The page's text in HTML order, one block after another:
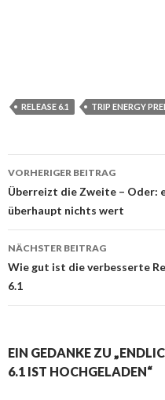
RELEASE 6.1 TRIP ENERGY
Beitrags-
Navigation
VORHERIGER BEITRAG
Überreizt die Zweite – Oder:
überhaupt nichts wert
NÄCHSTER BEITRAG
Wie gut ist die verbesserte
6.1
EIN GEDANKE ZU
6.1 IST HOCHGELADEN“